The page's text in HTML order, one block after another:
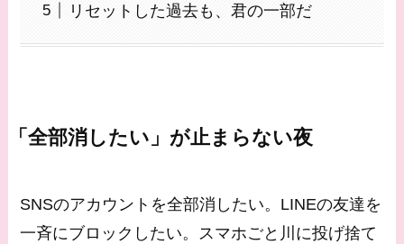
リセットした過去も、君の一部だ
「全部消したい」が止まらない夜
SNSのアカウントを全部消したい。LINEの友達を
一斉にブロックしたい。スマホごと川に投げ捨て